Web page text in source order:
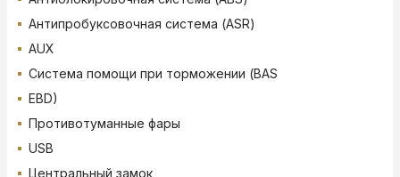
Антипробуксовочная система (ASR)
AUX
Система помощи при торможении (BAS
EBD)
Противотуманные фары
USB
Центральный замок